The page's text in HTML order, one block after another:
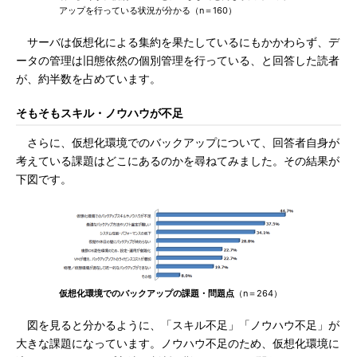
アップを行っている状況が分かる（n＝160）
サーバは仮想化による集約を果たしているにもかかわらず、デ
ータの管理は旧態依然の個別管理を行っている、と回答した読者
が、約半数を占めています。
そもそもスキル・ノウハウが不足
さらに、仮想化環境でのバックアップについて、回答者自身が
考えている課題はどこにあるのかを尋ねてみました。その結果が
下図です。
仮想化環境でのバックアップの課題・問題点 （n＝264）
図を見ると分かるように、「スキル不足」「ノウハウ不足」が
大きな課題になっています。ノウハウ不足のため、仮想化環境に